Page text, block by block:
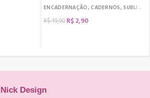
ENCADERNAÇÃO,CADERNOS,SUBLIMAÇÃO
R$19,90 R$2,90
Nick Design